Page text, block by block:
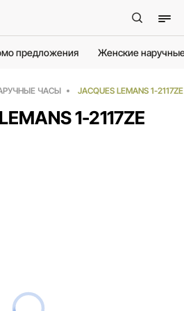
предложения Женские
ЧАСЫ JACQUES LEMANS 1-2117ZE
1-2117ZE